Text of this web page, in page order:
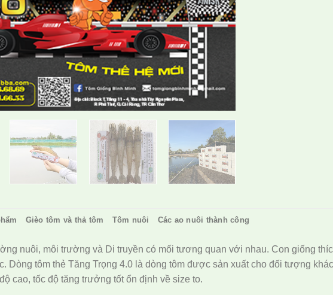
Gièo tôm và thả tôm Tôm nuôi Các ao nuôi thành công
nuôi, môi trường và Di truyền có mối tương quan với nhau. Con giống
tôm thẻ Tăng Trọng 4.0 là dòng tôm được sản xuất cho đối tượng
cao, tốc độ tăng trưởng tốt ổn định về size to.